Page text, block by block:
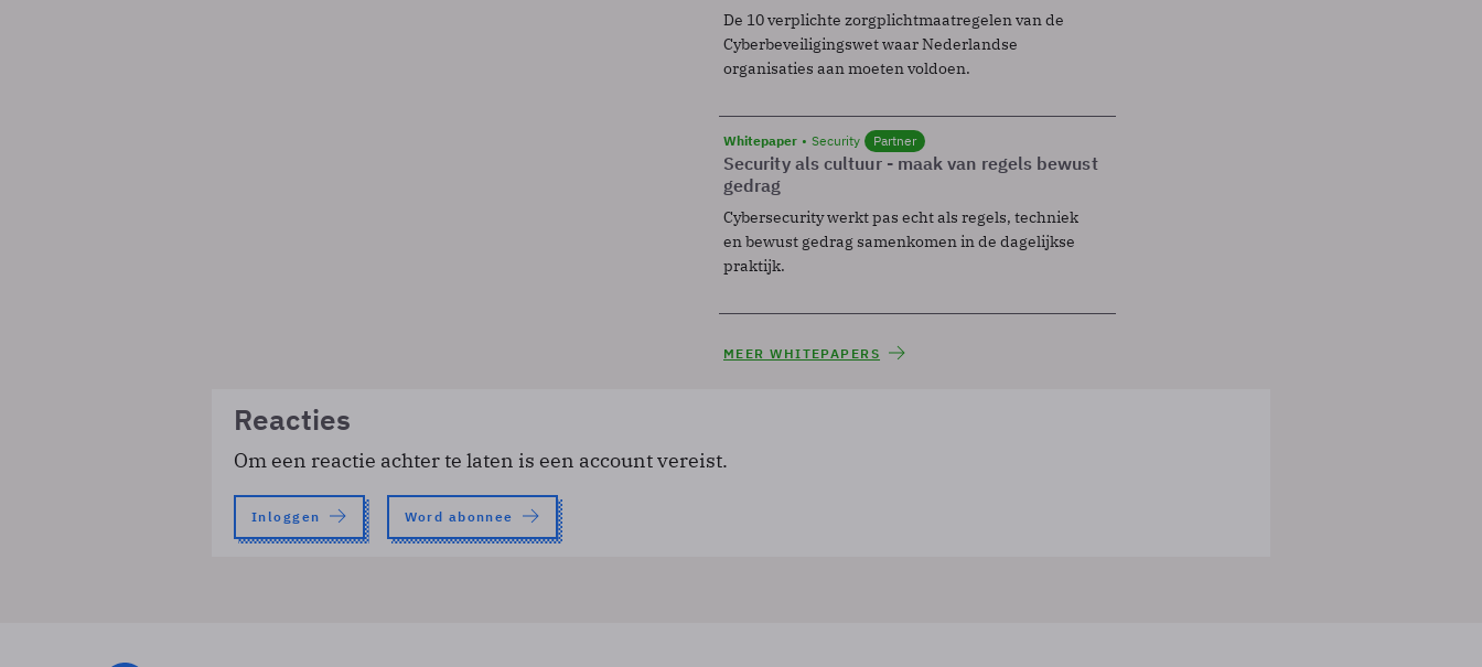
De 10 verplichte zorgplichtmaatregelen van de
Cyberbeveiligingswet waar Nederlandse
organisaties aan moeten voldoen.
Whitepaper Security Partner
Security als cultuur - maak van regels bewust
gedrag
Cybersecurity werkt pas echt als regels, techniek
en bewust gedrag samenkomen in de dagelijkse
praktijk.
MEER WHITEPAPERS
Reacties
Om een reactie achter te laten is een account vereist.
Inloggen Word abonnee